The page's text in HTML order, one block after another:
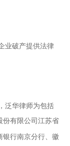
业破产提供法律
泛华律师为包括
份有限公司江苏省
银行南京分行、徽